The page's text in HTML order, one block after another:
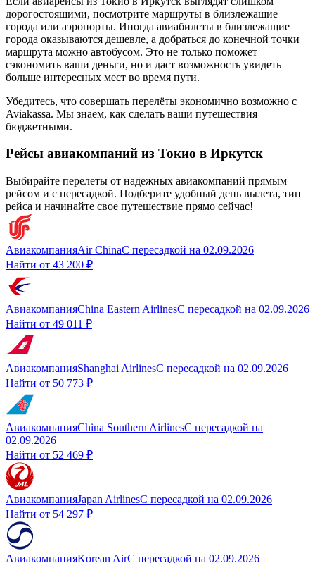
дорогостоящими, посмотрите маршруты в близлежащие
города или аэропорты. Иногда авиабилеты в близлежащие
города оказываются дешевле, а добраться до конечной точки
маршрута можно автобусом. Это не только поможет
сэкономить ваши деньги, но и даст возможность увидеть
больше интересных мест во время пути.
Убедитесь, что совершать перелёты экономично возможно с
Aviakassa. Мы знаем, как сделать ваши путешествия
бюджетными.
Рейсы авиакомпаний из Токио в Иркутск
Выбирайте перелеты от надежных авиакомпаний прямым
рейсом и с пересадкой. Подберите удобный день вылета, тип
рейса и начинайте свое путешествие прямо сейчас!
АвиакомпанияAir ChinaС пересадкой на 02.09.2026
Найти от 43 200 ₽
АвиакомпанияChina Eastern AirlinesС пересадкой на 02.09.2026
Найти от 49 011 ₽
АвиакомпанияShanghai AirlinesС пересадкой на 02.09.2026
Найти от 50 773 ₽
АвиакомпанияChina Southern AirlinesС пересадкой на
02.09.2026
Найти от 52 469 ₽
АвиакомпанияJapan AirlinesС пересадкой на 02.09.2026
Найти от 54 297 ₽
АвиакомпанияKorean AirС пересадкой на 02.09.2026